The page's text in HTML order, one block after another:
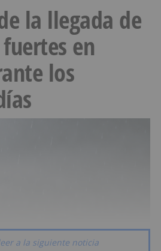
la llegada de
en
los
a la siguiente noticia